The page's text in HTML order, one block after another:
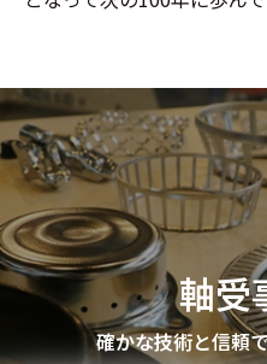
軸受
確かな技術と信頼